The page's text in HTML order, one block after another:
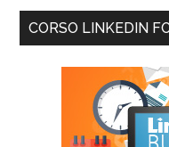
CORSO LINKEDIN